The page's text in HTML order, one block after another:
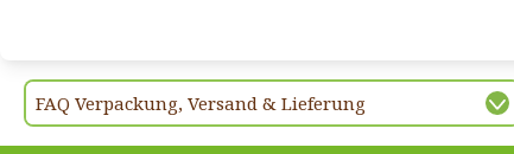
FAQ Verpackung, Versand & Lieferung